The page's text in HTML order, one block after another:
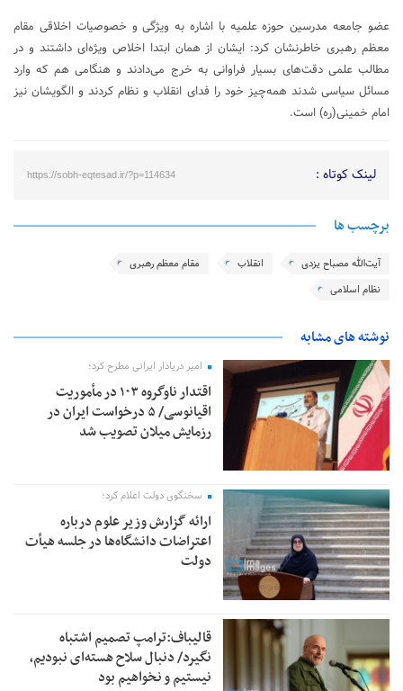
عضو جامعه مدرسین حوزه علمیه با اشاره به ویژگی و خصوصیات اخلاقی مقام
معظم رهبری خاطرنشان کرد: ایشان از همان ابتدا اخلاص ویژه‌ای داشتند و در
مطالب علمی دقت‌های بسیار فراوانی به خرج می‌دادند و هنگامی هم که وارد
مسائل سیاسی شدند همه‌چیز خود را فدای انقلاب و نظام کردند و الگویشان نیز
امام خمینی(ره) است.
لینک کوتاه : https://sobh-eqtesad.ir/?p=114634
برچسب ها
آیت‌الله مصباح یزدی انقلاب
مقام معظم رهبری
نظام اسلامی
نوشته های مشابه
امیر دریادار ایرانی مطرح کرد؛
اقتدار ناوگروه ۱۰۳ در مأموریت‌
اقیانوسی/ ۵ درخواست ایران در
رزمایش میلان تصویب شد
سخنگوی دولت اعلام کرد؛
ارائه گزارش وزیر علوم درباره
اعتراضات دانشگاه‌ها در جلسه هیأت
دولت
قالیباف:ترامپ تصمیم اشتباه
نگیرد/ دنبال سلاح هسته‌ای نبودیم،
نیستیم و نخواهیم بود